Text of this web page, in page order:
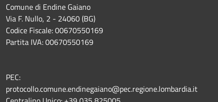
Comune di Endine Gaiano
Via F. Nullo, 2 - 24060 (BG)
Codice Fiscale: 00670550169
Partita IVA: 00670550169
PEC:
protocollo.comune.endinegaiano@pec.regione.lombardia.it